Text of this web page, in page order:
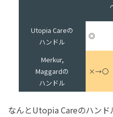
Utopia Careの
ハンドル
◎
Merkur,
Maggardの
ハンドル
×→〇
なんとUtopia Careのハン